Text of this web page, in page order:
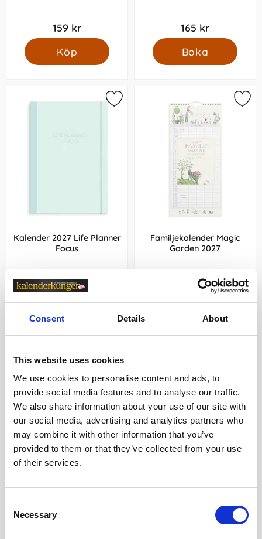
Consent Details About
This website uses cookies
We use cookies to personalise content and ads, to
provide social media features and to analyse our traffic.
We also share information about your use of our site with
our social media, advertising and analytics partners who
may combine it with other information that you’ve
provided to them or that they’ve collected from your use
of their services.
Selection
Necessary
159 kr
Köp
165 kr
Boka
Kalender 2027 Life Planner
Focus
199 kr
Köp
Familjekalender Magic
Garden 2027
155 kr
Boka
Familjekalender Mamma Mu
Väggkalender Sötnosar